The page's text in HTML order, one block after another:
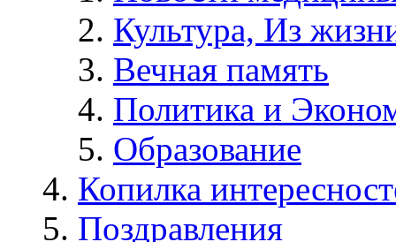
Культура, Из
Вечная память
Политика и
Образование
Копилка
Поздравления